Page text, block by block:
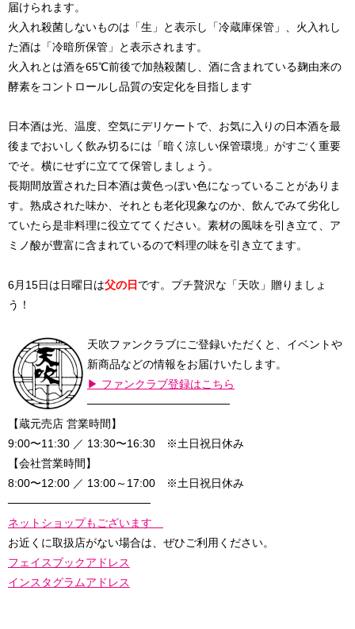
届けられます。
火入れ殺菌しないものは「生」と表示し「冷蔵庫保管」、火入れし
た酒は「冷暗所保管」と表示されます。
火入れとは酒を65℃前後で加熱殺菌し、酒に含まれている麹由来の
酵素をコントロールし品質の安定化を目指します
日本酒は光、温度、空気にデリケートで、お気に入りの日本酒を最
後までおいしく飲み切るには「暗く涼しい保管環境」がすごく重要
でそ。横にせずに立てて保管しましょう。
長期間放置された日本酒は黄色っぽい色になっていることがありま
す。熟成された味か、それとも老化現象なのか、飲んでみて劣化し
ていたら是非料理に役立ててください。素材の風味を引き立て、ア
ミノ酸が豊富に含まれているので料理の味を引き立てます。
6月15日は日曜日は父の日 です。プチ贅沢な「天吹」贈りましょ
う！
天吹ファンクラブにご登録いただくと、イベントや
新商品などの情報をお届けいたします。
▶ ファンクラブ登録はこちら
──────────────────
【蔵元売店 営業時間】
9:00〜11:30 ／ 13:30〜16:30 ※土日祝日休み
【会社営業時間】
8:00〜12:00 ／ 13:00～17:00 ※土日祝日休み
──────────────────
ネットショップもございます
お近くに取扱店がない場合は、ぜひご利用ください。
フェイスブックアドレス
インスタグラムアドレス